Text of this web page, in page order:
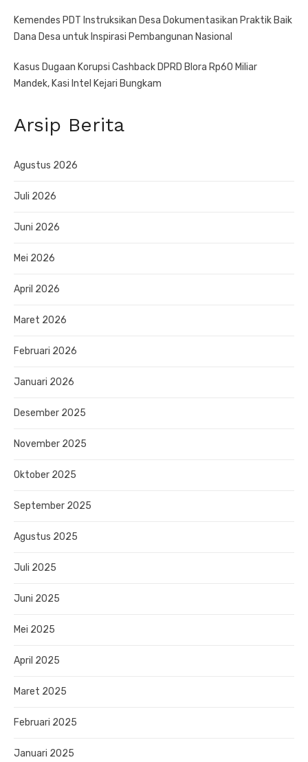
Kemendes PDT Instruksikan Desa Dokumentasikan Praktik Baik
Dana Desa untuk Inspirasi Pembangunan Nasional
Kasus Dugaan Korupsi Cashback DPRD Blora Rp60 Miliar
Mandek, Kasi Intel Kejari Bungkam
Arsip Berita
Agustus 2026
Juli 2026
Juni 2026
Mei 2026
April 2026
Maret 2026
Februari 2026
Januari 2026
Desember 2025
November 2025
Oktober 2025
September 2025
Agustus 2025
Juli 2025
Juni 2025
Mei 2025
April 2025
Maret 2025
Februari 2025
Januari 2025